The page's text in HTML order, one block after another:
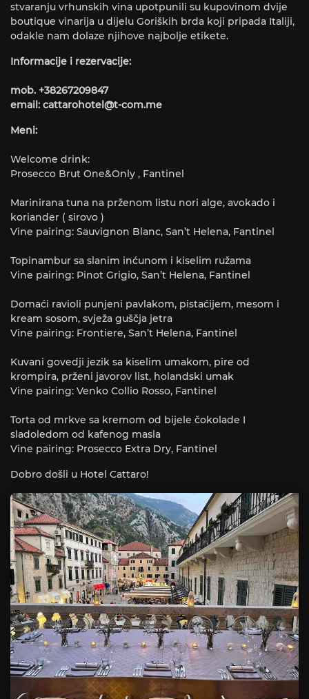
stvaranju vrhunskih vina upotpunili su kupovinom dvije
boutique vinarija u dijelu Goriških brda koji pripada Italiji,
odakle nam dolaze njihove najbolje etikete.
Informacije i rezervacije:
mob. +38267209847
email: cattarohotel@t-com.me
Meni:
Welcome drink:
Prosecco Brut One&Only , Fantinel
Marinirana tuna na prženom listu nori alge, avokado i
koriander ( sirovo )
Vine pairing: Sauvignon Blanc, San’t Helena, Fantinel
Topinambur sa slanim inćunom i kiselim ružama
Vine pairing: Pinot Grigio, San’t Helena, Fantinel
Domaći ravioli punjeni pavlakom, pistaćijem, mesom i
kream sosom, svježa guščja jetra
Vine pairing: Frontiere, San’t Helena, Fantinel
Kuvani govedji jezik sa kiselim umakom, pire od
krompira, prženi javorov list, holandski umak
Vine pairing: Venko Collio Rosso, Fantinel
Torta od mrkve sa kremom od bijele čokolade I
sladoledom od kafenog masla
Vine pairing: Prosecco Extra Dry, Fantinel
Dobro došli u Hotel Cattaro!